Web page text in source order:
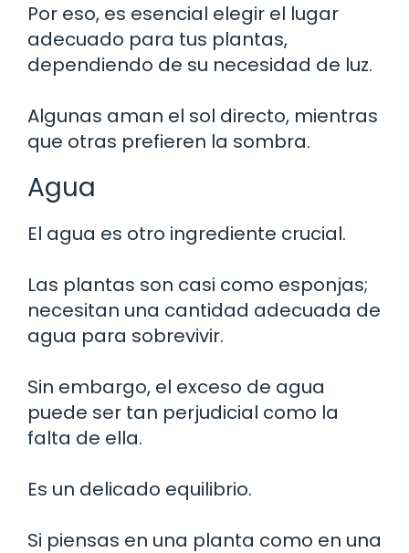
Por eso, es esencial elegir el lugar
adecuado para tus plantas,
dependiendo de su necesidad de luz.
Algunas aman el sol directo, mientras
que otras prefieren la sombra.
Agua
El agua es otro ingrediente crucial.
Las plantas son casi como esponjas;
necesitan una cantidad adecuada de
agua para sobrevivir.
Sin embargo, el exceso de agua
puede ser tan perjudicial como la
falta de ella.
Es un delicado equilibrio.
Si piensas en una planta como en una